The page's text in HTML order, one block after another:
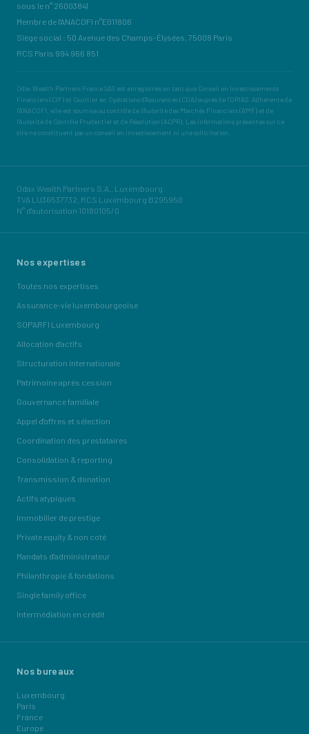
sous le n° 26003841
Membre de l'ANACOFI n°E011806
Siège social : 50 Avenue des Champs-Élysées, 75008 Paris
RCS Paris 994 966 851
Odax Wealth Partners France SAS est enregistrée en tant que Conseil en Investissements
Financiers (CIF) et Courtier en Opérations d'Assurances (COA) auprès de l'ORIAS. Adhérente de
l'ANACOFI, elle est soumise au contrôle de l'Autorité des Marchés Financiers (AMF) et de
l'Autorité de Contrôle Prudentiel et de Résolution (ACPR). Les informations présentes sur ce
site ne constituent pas un conseil en investissement ni une sollicitation.
Odax Wealth Partners S.A., Luxembourg
TVA LU36537732, RCS Luxembourg B295950
N° d'autorisation 10180105/0
Nos expertises
Toutes nos expertises
Assurance-vie luxembourgeoise
SOPARFI Luxembourg
Allocation d'actifs
Structuration internationale
Patrimoine après cession
Gouvernance familiale
Appel d'offres et sélection
Coordination des prestataires
Consolidation & reporting
Transmission & donation
Actifs atypiques
Immobilier de prestige
Private equity & non coté
Mandats d'administrateur
Philanthropie & fondations
Single family office
Intermédiation en crédit
Nos bureaux
Luxembourg
Paris
France
Europe